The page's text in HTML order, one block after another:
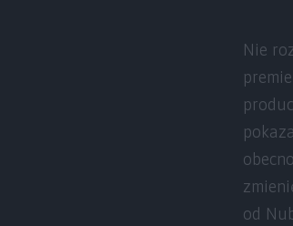
Nie
od